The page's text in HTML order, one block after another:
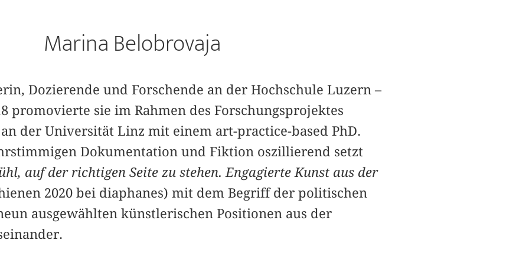
Marina Belobrovaja
Dozierende und Forschende an der Hochschule Luzern –
promovierte sie im Rahmen des Forschungsprojektes
der Universität Linz mit einem art-practice-based PhD.
Dokumentation und Fiktion oszillierend setzt
auf der richtigen Seite zu stehen. Engagierte Kunst aus der
2020 bei diaphanes) mit dem Begriff der poli­tischen
ausgewählten künstlerischen Positionen aus der